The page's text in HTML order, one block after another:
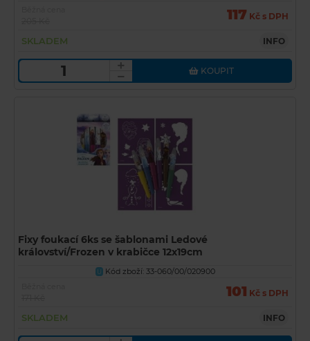
117 Kč s DPH
SKLADEM INFO
KOUPIT
Fixy foukací 6ks se šablonami Ledové
království/Frozen v krabičce 12x19cm
U Kód zboží: 33-060/00/020900
101 Kč s DPH
SKLADEM INFO